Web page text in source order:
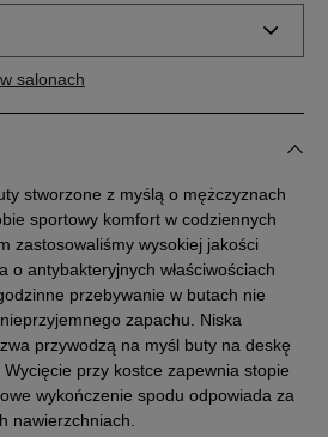
Powiadom o dostępności
Powiadom o dostępności
Powiadom o dostępności
Powiadom o dostępności
salonach
stworzone z myślą o mężczyznach
sportowy komfort w codziennych
zastosowaliśmy wysokiej jakości
o antybakteryjnych właściwościach
przebywanie w butach nie
zapachu. Niska
przywodzą na myśl buty na deskę
przy kostce zapewnia stopie
wykończenie spodu odpowiada za
nawierzchniach.